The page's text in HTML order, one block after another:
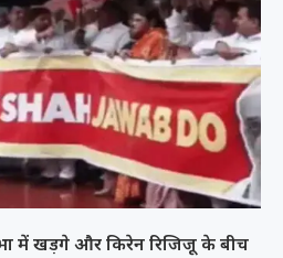
में खड़गे और किरेन रिजिजू के बीच